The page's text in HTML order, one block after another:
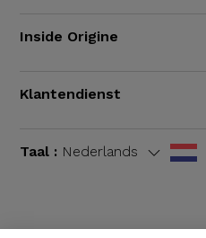
Inside Origine
Klantendienst
Taal : Nederlands